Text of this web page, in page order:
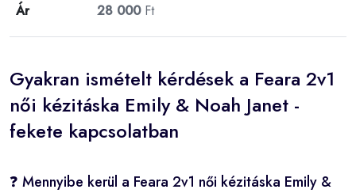
Ár 28 000Ft
Gyakran ismételt kérdések a Feara 2v1
női kézitáska Emily & Noah Janet -
fekete kapcsolatban
❓ Mennyibe kerül a Feara 2v1 női kézitáska Emily &